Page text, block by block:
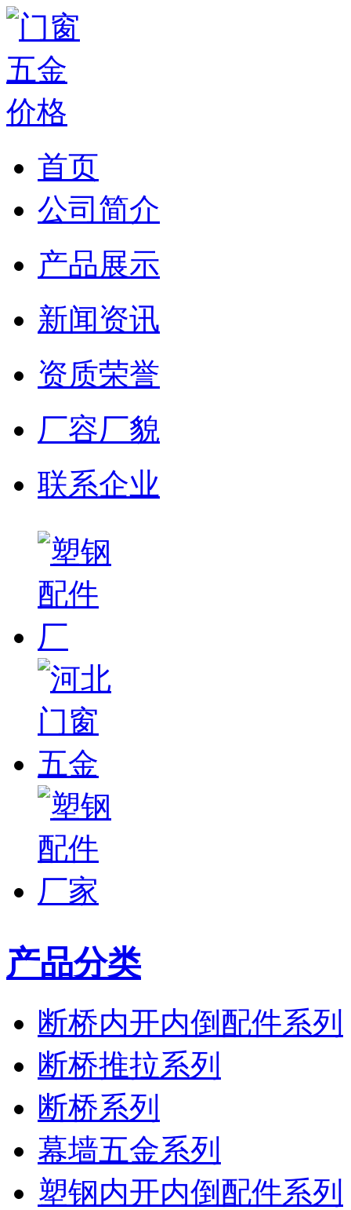
首页
公司简介
产品展示
新闻资讯
资质荣誉
厂容厂貌
联系企业
产品分类
断桥内开内倒配件系列
断桥推拉系列
断桥系列
幕墙五金系列
塑钢内开内倒配件系列